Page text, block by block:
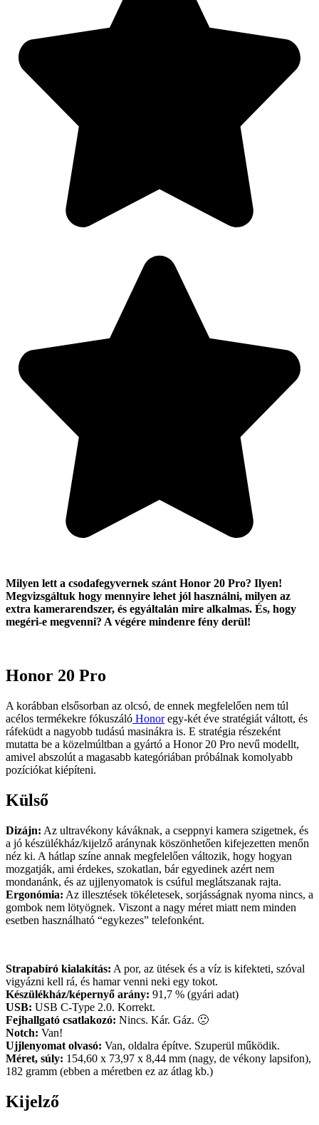
Milyen lett a csodafegyvernek szánt Honor 20 Pro? Ilyen!
Megvizsgáltuk hogy mennyire lehet jól használni, milyen az
extra kamerarendszer, és egyáltalán mire alkalmas. És, hogy
megéri-e megvenni? A végére mindenre fény derül!
Honor 20 Pro
A korábban elsősorban az olcsó, de ennek megfelelően nem túl
acélos termékekre fókuszáló Honoregy-két éve stratégiát váltott, és
ráfeküdt a nagyobb tudású masinákra is. E stratégia részeként
mutatta be a közelmúltban a gyártó a Honor 20 Pro nevű modellt,
amivel abszolút a magasabb kategóriában próbálnak komolyabb
pozíciókat kiépíteni.
Külső
Dizájn: Az ultravékony káváknak, a cseppnyi kamera szigetnek, és
a jó készülékház/kijelző aránynak köszönhetően kifejezetten menőn
néz ki. A hátlap színe annak megfelelően változik, hogy hogyan
mozgatják, ami érdekes, szokatlan, bár egyedinek azért nem
mondanánk, és az ujjlenyomatok is csúful meglátszanak rajta.
Ergonómia: Az illesztések tökéletesek, sorjásságnak nyoma nincs, a
gombok nem lötyögnek. Viszont a nagy méret miatt nem minden
esetben használható “egykezes” telefonként.
Strapabíró kialakítás: A por, az ütések és a víz is kifekteti, szóval
vigyázni kell rá, és hamar venni neki egy tokot.
Készülékház/képernyő arány: 91,7 % (gyári adat)
USB: USB C-Type 2.0. Korrekt.
Fejhallgató csatlakozó: Nincs. Kár. Gáz. 🙁
Notch: Van!
Ujjlenyomat olvasó: Van, oldalra építve. Szuperül működik.
Méret, súly: 154,60 x 73,97 x 8,44 mm (nagy, de vékony lapsifon),
182 gramm (ebben a méretben ez az átlag kb.)
Kijelző